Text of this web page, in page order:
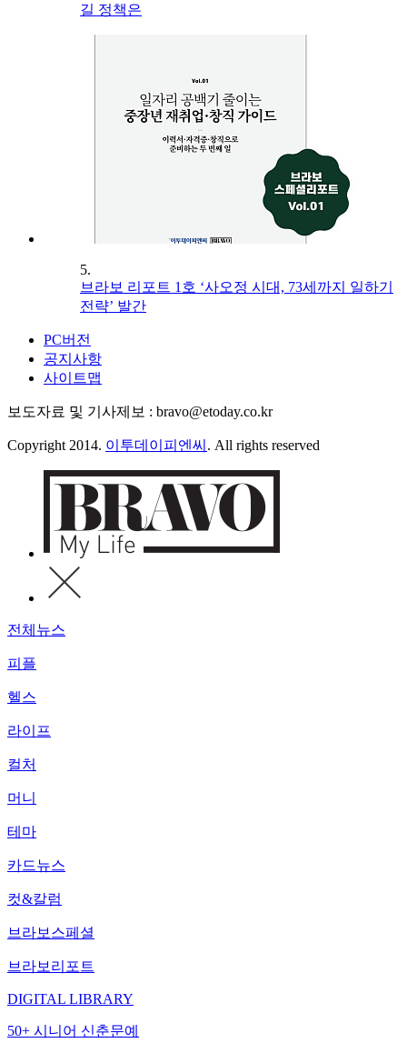
길 정책은
5.
브라보 리포트 1호 ‘사오정 시대, 73세까지 일하기
전략’ 발간
PC버전
공지사항
사이트맵
보도자료 및 기사제보 : bravo@etoday.co.kr
Copyright 2014. 이투데이피엔씨 . All rights reserved
전체뉴스
피플
헬스
라이프
컬처
머니
테마
카드뉴스
컷&칼럼
브라보스페셜
브라보리포트
DIGITAL LIBRARY
50+ 시니어 신춘문예